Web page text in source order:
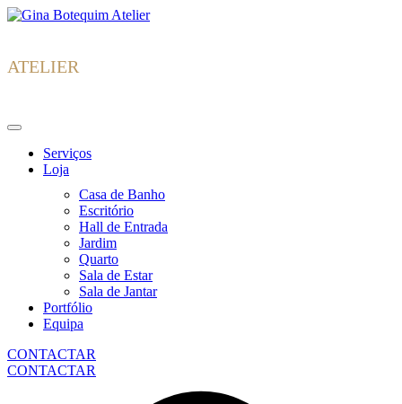
Skip
ATELIER
Serviços
Loja
Casa de Banho
Escritório
Hall de Entrada
Jardim
Quarto
Sala de Estar
Sala de Jantar
Portfólio
Equipa
CONTACTAR
CONTACTAR